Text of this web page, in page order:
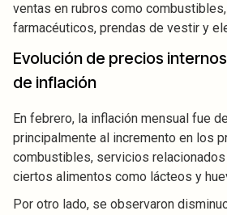
ventas en rubros como
farmacéuticos, prendas de vestir y
Evolución de precios
de inflación
En febrero, la inflación mensual fue de
principalmente al incremento en los
combustibles, servicios
ciertos alimentos como lácteos y
Por otro lado, se observaron